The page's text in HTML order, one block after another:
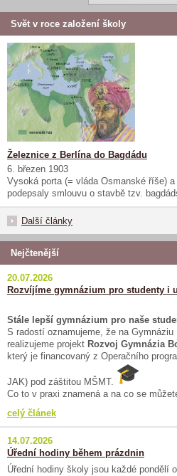
Svět v roce založení školy
Železnice z Berlína do Bagdádu
6. březen 1903
Vysoká porta (= vláda Osmanské říše)
podepsaly smlouvu o stavbě tzv.
Další články
Nejčtenější
20.07.2026
Rozvíjíme gymnázium pro studenty i
Stále lepší gymnázium pro naše
S radostí oznamujeme, že na
realizujeme projekt Rozvoj Gymnázia
který je financovaný z Operačního
JAK) pod záštitou MŠMT.
Co to v praxi znamená a na co se
celý článek
14.07.2026
Úřední hodiny během prázdnin
Úřední hodiny školy jsou každé pondělí